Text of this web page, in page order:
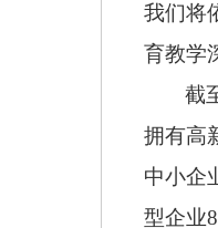
我们将
育教学
截
拥有高
中小企
型企业